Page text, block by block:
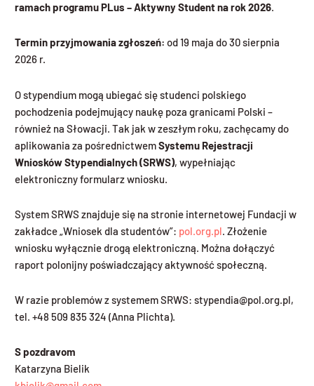
ramach programu PLus – Aktywny Student na rok 2026.
Termin przyjmowania zgłoszeń: od 19 maja do 30 sierpnia
2026 r.
O stypendium mogą ubiegać się studenci polskiego
pochodzenia podejmujący naukę poza granicami Polski –
również na Słowacji. Tak jak w zeszłym roku, zachęcamy do
aplikowania za pośrednictwemSystemu Rejestracji
Wniosków Stypendialnych (SRWS), wypełniając
elektroniczny formularz wniosku.
System SRWS znajduje się na stronie internetowej Fundacji w
zakładce „Wniosek dla studentów”: pol.org.pl. Złożenie
wniosku wyłącznie drogą elektroniczną. Można dołączyć
raport polonijny poświadczający aktywność społeczną.
W razie problemów z systemem SRWS: stypendia@pol.org.pl,
tel. +48 509 835 324 (Anna Plichta).
S pozdravom
Katarzyna Bielik